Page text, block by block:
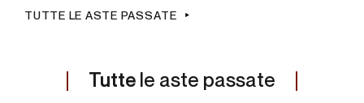
TUTTE LE ASTE PASSATE
Tutte le aste passate